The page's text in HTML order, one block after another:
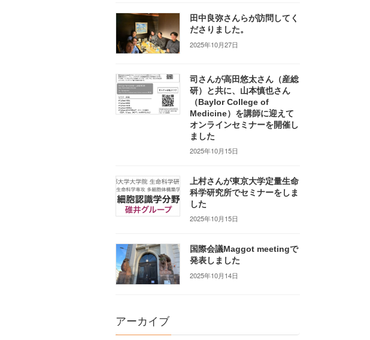
田中良弥さんらが訪問してく
ださりました。
2025年10月27日
司さんが高田悠太さん（産総
研）と共に、山本慎也さん
（Baylor College of
Medicine）を講師に迎えて
オンラインセミナーを開催し
ました
2025年10月15日
上村さんが東京大学定量生命
科学研究所でセミナーをしま
した
2025年10月15日
国際会議Maggot meetingで
発表しました
2025年10月14日
アーカイブ